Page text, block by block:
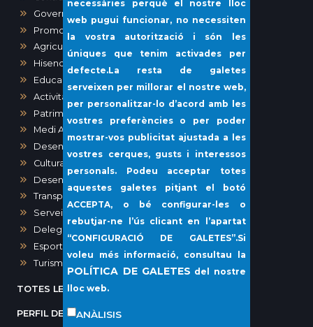
Governació
Promoció Econòmica
Agricultura, Ramaderia, Pesca
Hisenda
Educació
Activitats, Obres i Urbanisme
Patrimoni
Medi Ambient
Desenvolupament urbà
Cultura
Desenvolupament local i Sanitat
Transparència i Participació Ciutadana
Serveis Socials i Gent Gran
Delegació del Port de Sóller
Esports
Turisme
TOTES LES NOTÍCIES
PERFIL DEL CONTRACTANT
necessàries perquè el nostre lloc
web pugui funcionar, no necessiten
la vostra autorització i són les
úniques que tenim activades per
defecte.La resta de galetes
serveixen per millorar el nostre web,
per personalitzar-lo d’acord amb les
vostres preferències o per poder
mostrar-vos publicitat ajustada a les
vostres cerques, gusts i interessos
personals. Podeu acceptar totes
aquestes galetes pitjant el botó
ACCEPTA, o bé configurar-les o
rebutjar-ne l’ús clicant en l’apartat
“CONFIGURACIÓ DE GALETES”.Si
voleu més informació, consultau la
POLÍTICA DE GALETES del nostre
lloc web.
ANÀLISIS